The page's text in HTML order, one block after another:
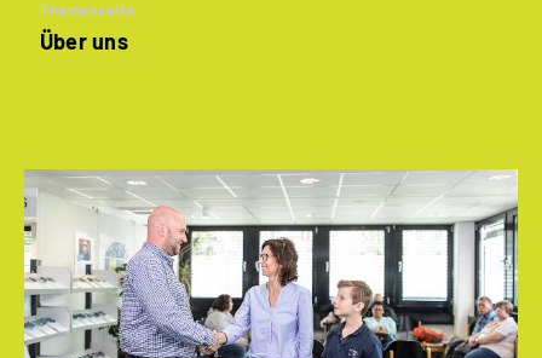
Themenseite
Über uns